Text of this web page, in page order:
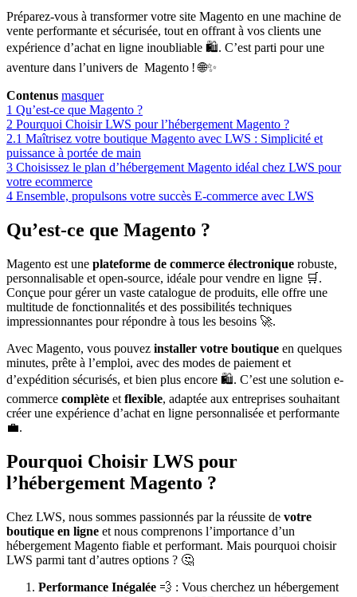
Préparez-vous à transformer votre site Magento en une machine de
vente performante et sécurisée, tout en offrant à vos clients une
expérience d’achat en ligne inoubliable 🛍️. C’est parti pour une
aventure dans l’univers de Magento ! 🌐✨
Contenus masquer
1 Qu’est-ce que Magento ?
2 Pourquoi Choisir LWS pour l’hébergement Magento ?
2.1 Maîtrisez votre boutique Magento avec LWS : Simplicité et
puissance à portée de main
3 Choisissez le plan d’hébergement Magento idéal chez LWS pour
votre ecommerce
4 Ensemble, propulsons votre succès E-commerce avec LWS
Qu’est-ce que Magento ?
Magento est une plateforme de commerce électronique robuste,
personnalisable et open-source, idéale pour vendre en ligne 🛒.
Conçue pour gérer un vaste catalogue de produits, elle offre une
multitude de fonctionnalités et des possibilités techniques
impressionnantes pour répondre à tous les besoins 🚀.
Avec Magento, vous pouvez installer votre boutique en quelques
minutes, prête à l’emploi, avec des modes de paiement et
d’expédition sécurisés, et bien plus encore 🛍️. C’est une solution e-
commerce complète et flexible, adaptée aux entreprises souhaitant
créer une expérience d’achat en ligne personnalisée et performante
💼.
Pourquoi Choisir LWS pour
l’hébergement Magento ?
Chez LWS, nous sommes passionnés par la réussite de votre
boutique en ligne et nous comprenons l’importance d’un
hébergement Magento fiable et performant. Mais pourquoi choisir
LWS parmi tant d’autres options ? 🤔
Performance Inégalée 💨 : Vous cherchez un hébergement